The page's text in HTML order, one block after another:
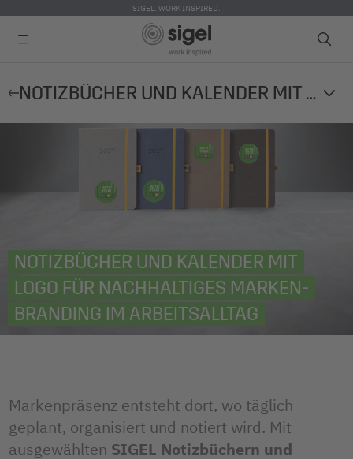
zum
SIGEL. WORK INSPIRED.
NOTIZBÜCHER UND KALENDER MIT LOGO FÜR NACHHALTIGES MARKEN-BRANDING IM ARBEITSALLTAG
NOTIZBÜCHER UND KALENDER MIT
LOGO FÜR NACHHALTIGES MARKEN-
BRANDING IM ARBEITSALLTAG
Markenpräsenz entsteht dort, wo täglich
geplant, organisiert und notiert wird. Mit
ausgewählten SIGEL Notizbüchern und